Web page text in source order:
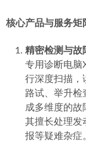
核心产品与服务矩
精密检测与故
专用诊断电脑
行深度扫描，
路试、举升检
成多维度的
其擅长处理发
报等疑难杂症